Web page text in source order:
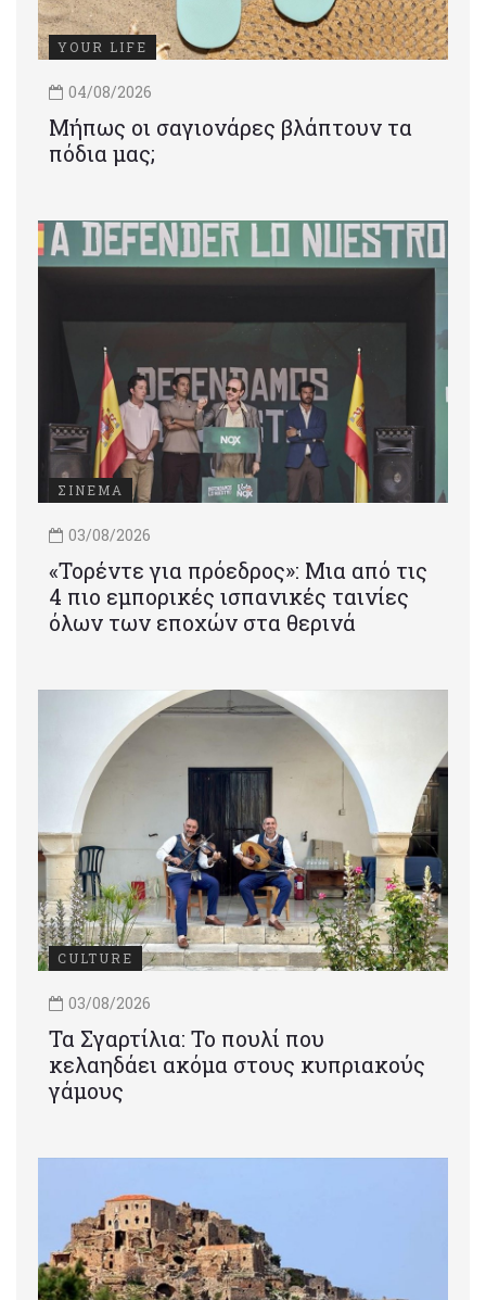
YOUR LIFE
04/08/2026
Μήπως οι σαγιονάρες βλάπτουν τα
πόδια μας;
ΣΙΝΕΜΑ
03/08/2026
«Τορέντε για πρόεδρος»: Mια από τις
4 πιο εμπορικές ισπανικές ταινίες
όλων των εποχών στα θερινά
CULTURE
03/08/2026
Τα Σγαρτίλια: Το πουλί που
κελαηδάει ακόμα στους κυπριακούς
γάμους